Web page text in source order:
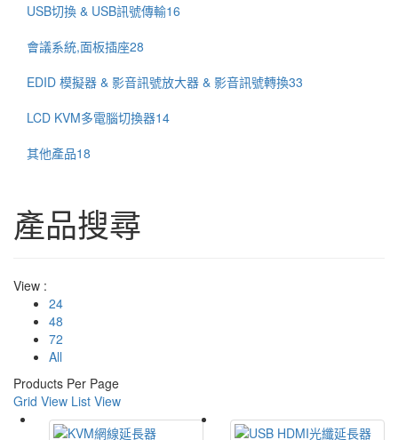
USB切換 & USB訊號傳輸16
會議系統,面板插座28
EDID 模擬器 & 影音訊號放大器 & 影音訊號轉換33
LCD KVM多電腦切換器14
其他產品18
產品搜尋
View :
24
48
72
All
Products Per Page
Grid View List View